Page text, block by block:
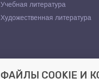
Учебная литература
Художественная литература
ФАЙЛЫ COOKIE И